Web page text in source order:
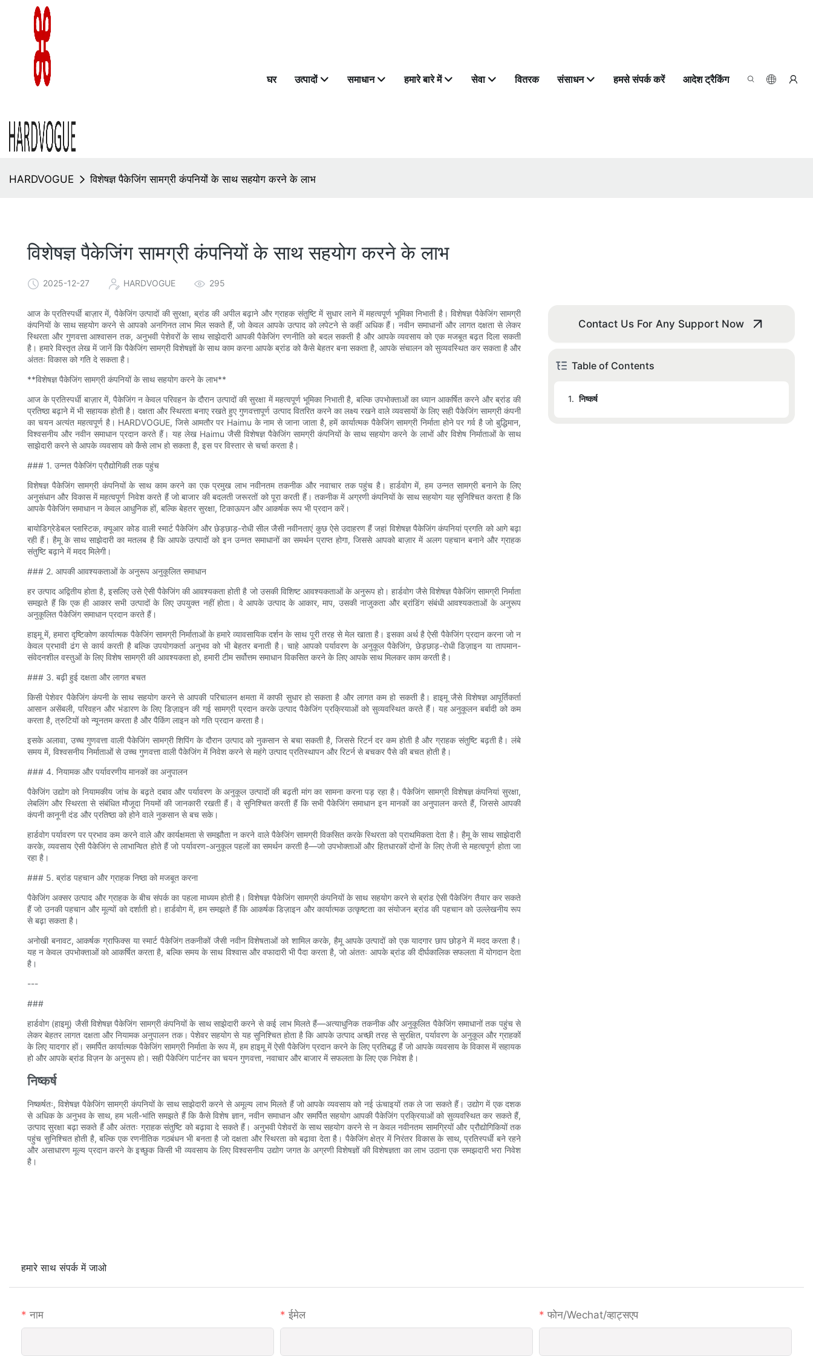
घर उत्पादों समाधान हमारे बारे में सेवा वितरक संसाधन हमसे संपर्क करें आदेश ट्रैकिंग
HARDVOGUE विशेषज्ञ पैकेजिंग सामग्री कंपनियों के साथ सहयोग करने के लाभ
विशेषज्ञ पैकेजिंग सामग्री कंपनियों के साथ सहयोग करने के लाभ
2025-12-27 HARDVOGUE 295
आज के प्रतिस्पर्धी बाज़ार में, पैकेजिंग उत्पादों की सुरक्षा, ब्रांड की अपील बढ़ाने और ग्राहक संतुष्टि में सुधार लाने में महत्वपूर्ण भूमिका निभाती है। विशेषज्ञ पैकेजिंग सामग्री
कंपनियों के साथ सहयोग करने से आपको अनगिनत लाभ मिल सकते हैं, जो केवल आपके उत्पाद को लपेटने से कहीं अधिक हैं। नवीन समाधानों और लागत दक्षता से लेकर
स्थिरता और गुणवत्ता आश्वासन तक, अनुभवी पेशेवरों के साथ साझेदारी आपकी पैकेजिंग रणनीति को बदल सकती है और आपके व्यवसाय को एक मजबूत बढ़त दिला सकती
है। हमारे विस्तृत लेख में जानें कि पैकेजिंग सामग्री विशेषज्ञों के साथ काम करना आपके ब्रांड को कैसे बेहतर बना सकता है, आपके संचालन को सुव्यवस्थित कर सकता है और
अंततः विकास को गति दे सकता है।
**विशेषज्ञ पैकेजिंग सामग्री कंपनियों के साथ सहयोग करने के लाभ**
आज के प्रतिस्पर्धी बाज़ार में, पैकेजिंग न केवल परिवहन के दौरान उत्पादों की सुरक्षा में महत्वपूर्ण भूमिका निभाती है, बल्कि उपभोक्ताओं का ध्यान आकर्षित करने और ब्रांड की
प्रतिष्ठा बढ़ाने में भी सहायक होती है। दक्षता और स्थिरता बनाए रखते हुए गुणवत्तापूर्ण उत्पाद वितरित करने का लक्ष्य रखने वाले व्यवसायों के लिए सही पैकेजिंग सामग्री कंपनी
का चयन अत्यंत महत्वपूर्ण है। HARDVOGUE, जिसे आमतौर पर Haimu के नाम से जाना जाता है, हमें कार्यात्मक पैकेजिंग सामग्री निर्माता होने पर गर्व है जो बुद्धिमान,
विश्वसनीय और नवीन समाधान प्रदान करते हैं। यह लेख Haimu जैसी विशेषज्ञ पैकेजिंग सामग्री कंपनियों के साथ सहयोग करने के लाभों और विशेष निर्माताओं के साथ
साझेदारी करने से आपके व्यवसाय को कैसे लाभ हो सकता है, इस पर विस्तार से चर्चा करता है।
### 1. उन्नत पैकेजिंग प्रौद्योगिकी तक पहुंच
विशेषज्ञ पैकेजिंग सामग्री कंपनियों के साथ काम करने का एक प्रमुख लाभ नवीनतम तकनीक और नवाचार तक पहुंच है। हार्डवोग में, हम उन्नत सामग्री बनाने के लिए
अनुसंधान और विकास में महत्वपूर्ण निवेश करते हैं जो बाजार की बदलती जरूरतों को पूरा करती हैं। तकनीक में अग्रणी कंपनियों के साथ सहयोग यह सुनिश्चित करता है कि
आपके पैकेजिंग समाधान न केवल आधुनिक हों, बल्कि बेहतर सुरक्षा, टिकाऊपन और आकर्षक रूप भी प्रदान करें।
बायोडिग्रेडेबल प्लास्टिक, क्यूआर कोड वाली स्मार्ट पैकेजिंग और छेड़छाड़-रोधी सील जैसी नवीनताएं कुछ ऐसे उदाहरण हैं जहां विशेषज्ञ पैकेजिंग कंपनियां प्रगति को आगे बढ़ा
रही हैं। हैमू के साथ साझेदारी का मतलब है कि आपके उत्पादों को इन उन्नत समाधानों का समर्थन प्राप्त होगा, जिससे आपको बाज़ार में अलग पहचान बनाने और ग्राहक
संतुष्टि बढ़ाने में मदद मिलेगी।
### 2. आपकी आवश्यकताओं के अनुरूप अनुकूलित समाधान
हर उत्पाद अद्वितीय होता है, इसलिए उसे ऐसी पैकेजिंग की आवश्यकता होती है जो उसकी विशिष्ट आवश्यकताओं के अनुरूप हो। हार्डवोग जैसे विशेषज्ञ पैकेजिंग सामग्री निर्माता
समझते हैं कि एक ही आकार सभी उत्पादों के लिए उपयुक्त नहीं होता। वे आपके उत्पाद के आकार, माप, उसकी नाजुकता और ब्रांडिंग संबंधी आवश्यकताओं के अनुरूप
अनुकूलित पैकेजिंग समाधान प्रदान करते हैं।
हाइमू में, हमारा दृष्टिकोण कार्यात्मक पैकेजिंग सामग्री निर्माताओं के हमारे व्यावसायिक दर्शन के साथ पूरी तरह से मेल खाता है। इसका अर्थ है ऐसी पैकेजिंग प्रदान करना जो न
केवल प्रभावी ढंग से कार्य करती है बल्कि उपयोगकर्ता अनुभव को भी बेहतर बनाती है। चाहे आपको पर्यावरण के अनुकूल पैकेजिंग, छेड़छाड़-रोधी डिज़ाइन या तापमान-
संवेदनशील वस्तुओं के लिए विशेष सामग्री की आवश्यकता हो, हमारी टीम सर्वोत्तम समाधान विकसित करने के लिए आपके साथ मिलकर काम करती है।
### 3. बढ़ी हुई दक्षता और लागत बचत
किसी पेशेवर पैकेजिंग कंपनी के साथ सहयोग करने से आपकी परिचालन क्षमता में काफी सुधार हो सकता है और लागत कम हो सकती है। हाइमू जैसे विशेषज्ञ आपूर्तिकर्ता
आसान असेंबली, परिवहन और भंडारण के लिए डिज़ाइन की गई सामग्री प्रदान करके उत्पाद पैकेजिंग प्रक्रियाओं को सुव्यवस्थित करते हैं। यह अनुकूलन बर्बादी को कम
करता है, त्रुटियों को न्यूनतम करता है और पैकिंग लाइन को गति प्रदान करता है।
इसके अलावा, उच्च गुणवत्ता वाली पैकेजिंग सामग्री शिपिंग के दौरान उत्पाद को नुकसान से बचा सकती है, जिससे रिटर्न दर कम होती है और ग्राहक संतुष्टि बढ़ती है। लंबे
समय में, विश्वसनीय निर्माताओं से उच्च गुणवत्ता वाली पैकेजिंग में निवेश करने से महंगे उत्पाद प्रतिस्थापन और रिटर्न से बचकर पैसे की बचत होती है।
### 4. नियामक और पर्यावरणीय मानकों का अनुपालन
पैकेजिंग उद्योग को नियामकीय जांच के बढ़ते दबाव और पर्यावरण के अनुकूल उत्पादों की बढ़ती मांग का सामना करना पड़ रहा है। पैकेजिंग सामग्री विशेषज्ञ कंपनियां सुरक्षा,
लेबलिंग और स्थिरता से संबंधित मौजूदा नियमों की जानकारी रखती हैं। वे सुनिश्चित करती हैं कि सभी पैकेजिंग समाधान इन मानकों का अनुपालन करते हैं, जिससे आपकी
कंपनी कानूनी दंड और प्रतिष्ठा को होने वाले नुकसान से बच सके।
हार्डवोग पर्यावरण पर प्रभाव कम करने वाले और कार्यक्षमता से समझौता न करने वाले पैकेजिंग सामग्री विकसित करके स्थिरता को प्राथमिकता देता है। हैमू के साथ साझेदारी
करके, व्यवसाय ऐसी पैकेजिंग से लाभान्वित होते हैं जो पर्यावरण-अनुकूल पहलों का समर्थन करती है—जो उपभोक्ताओं और हितधारकों दोनों के लिए तेजी से महत्वपूर्ण होता जा
रहा है।
### 5. ब्रांड पहचान और ग्राहक निष्ठा को मजबूत करना
पैकेजिंग अक्सर उत्पाद और ग्राहक के बीच संपर्क का पहला माध्यम होती है। विशेषज्ञ पैकेजिंग सामग्री कंपनियों के साथ सहयोग करने से ब्रांड ऐसी पैकेजिंग तैयार कर सकते
हैं जो उनकी पहचान और मूल्यों को दर्शाती हो। हार्डवोग में, हम समझते हैं कि आकर्षक डिज़ाइन और कार्यात्मक उत्कृष्टता का संयोजन ब्रांड की पहचान को उल्लेखनीय रूप
से बढ़ा सकता है।
अनोखी बनावट, आकर्षक ग्राफिक्स या स्मार्ट पैकेजिंग तकनीकों जैसी नवीन विशेषताओं को शामिल करके, हैमू आपके उत्पादों को एक यादगार छाप छोड़ने में मदद करता है।
यह न केवल उपभोक्ताओं को आकर्षित करता है, बल्कि समय के साथ विश्वास और वफादारी भी पैदा करता है, जो अंततः आपके ब्रांड की दीर्घकालिक सफलता में योगदान देता
है।
---
###
हार्डवोग (हाइमू) जैसी विशेषज्ञ पैकेजिंग सामग्री कंपनियों के साथ साझेदारी करने से कई लाभ मिलते हैं—अत्याधुनिक तकनीक और अनुकूलित पैकेजिंग समाधानों तक पहुंच से
लेकर बेहतर लागत दक्षता और नियामक अनुपालन तक। पेशेवर सहयोग से यह सुनिश्चित होता है कि आपके उत्पाद अच्छी तरह से सुरक्षित, पर्यावरण के अनुकूल और ग्राहकों
के लिए यादगार हों। समर्पित कार्यात्मक पैकेजिंग सामग्री निर्माता के रूप में, हम हाइमू में ऐसी पैकेजिंग प्रदान करने के लिए प्रतिबद्ध हैं जो आपके व्यवसाय के विकास में सहायक
हो और आपके ब्रांड विज़न के अनुरूप हो। सही पैकेजिंग पार्टनर का चयन गुणवत्ता, नवाचार और बाजार में सफलता के लिए एक निवेश है।
निष्कर्ष
निष्कर्षतः, विशेषज्ञ पैकेजिंग सामग्री कंपनियों के साथ साझेदारी करने से अमूल्य लाभ मिलते हैं जो आपके व्यवसाय को नई ऊंचाइयों तक ले जा सकते हैं। उद्योग में एक दशक
से अधिक के अनुभव के साथ, हम भली-भांति समझते हैं कि कैसे विशेष ज्ञान, नवीन समाधान और समर्पित सहयोग आपकी पैकेजिंग प्रक्रियाओं को सुव्यवस्थित कर सकते हैं,
उत्पाद सुरक्षा बढ़ा सकते हैं और अंततः ग्राहक संतुष्टि को बढ़ावा दे सकते हैं। अनुभवी पेशेवरों के साथ सहयोग करने से न केवल नवीनतम सामग्रियों और प्रौद्योगिकियों तक
पहुंच सुनिश्चित होती है, बल्कि एक रणनीतिक गठबंधन भी बनता है जो दक्षता और स्थिरता को बढ़ावा देता है। पैकेजिंग क्षेत्र में निरंतर विकास के साथ, प्रतिस्पर्धी बने रहने
और असाधारण मूल्य प्रदान करने के इच्छुक किसी भी व्यवसाय के लिए विश्वसनीय उद्योग जगत के अग्रणी विशेषज्ञों की विशेषज्ञता का लाभ उठाना एक समझदारी भरा निवेश
है।
Contact Us For Any Support Now
Table of Contents
1. निष्कर्ष
हमारे साथ संपर्क में जाओ
नाम ईमेल फोन/wechat/व्हाट्सएप